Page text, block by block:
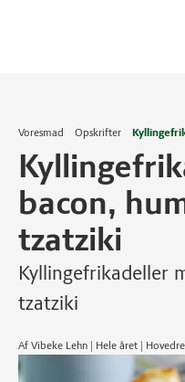
Voresmad Opskrifter
bacon,
tzatziki
Kyllingefrikadeller
tzatziki
Af Vibeke Lehn | Hele året |